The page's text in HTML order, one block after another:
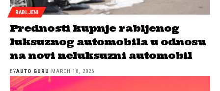
RABLJENI
Prednosti kupnje rabljenog
luksuznog automobila u odnosu
na novi neluksuzni automobil
BYAUTO GURU MARCH 18, 2026